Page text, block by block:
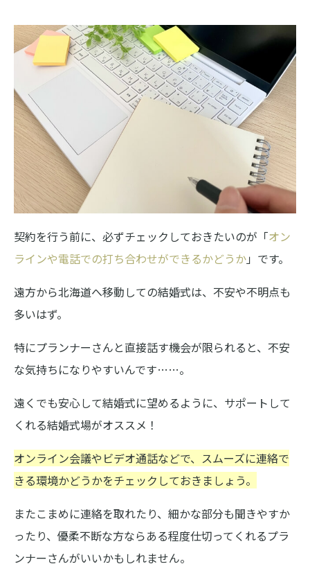
契約を行う前に、必ずチェックしておきたいのが「オン
ラインや電話での打ち合わせができるかどうか」です。
遠方から北海道へ移動しての結婚式は、不安や不明点も
多いはず。
特にプランナーさんと直接話す機会が限られると、不安
な気持ちになりやすいんです……。
遠くでも安心して結婚式に望めるように、サポートして
くれる結婚式場がオススメ！
オンライン会議やビデオ通話などで、スムーズに連絡で
きる環境かどうかをチェックしておきましょう。
またこまめに連絡を取れたり、細かな部分も聞きやすか
ったり、優柔不断な方ならある程度仕切ってくれるプラ
ンナーさんがいいかもしれません。